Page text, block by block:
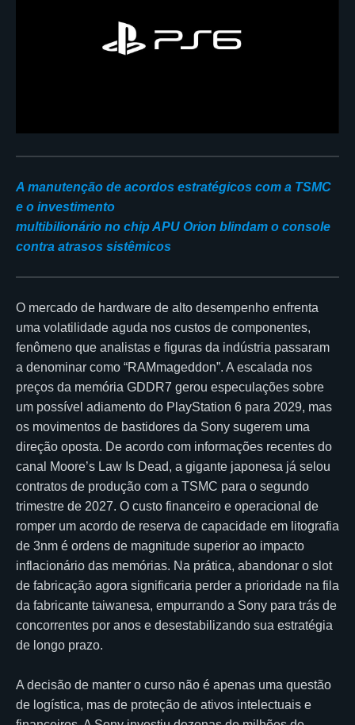
A manutenção de acordos estratégicos com a TSMC
e o investimento
multibilionário no chip APU Orion blindam o console
contra atrasos sistêmicos
O mercado de hardware de alto desempenho enfrenta
uma volatilidade aguda nos custos de componentes,
fenômeno que analistas e figuras da indústria passaram
a denominar como “RAMmageddon”. A escalada nos
preços da memória GDDR7 gerou especulações sobre
um possível adiamento do PlayStation 6 para 2029, mas
os movimentos de bastidores da Sony sugerem uma
direção oposta. De acordo com informações recentes do
canal Moore’s Law Is Dead, a gigante japonesa já selou
contratos de produção com a TSMC para o segundo
trimestre de 2027. O custo financeiro e operacional de
romper um acordo de reserva de capacidade em litografia
de 3nm é ordens de magnitude superior ao impacto
inflacionário das memórias. Na prática, abandonar o slot
de fabricação agora significaria perder a prioridade na fila
da fabricante taiwanesa, empurrando a Sony para trás de
concorrentes por anos e desestabilizando sua estratégia
de longo prazo.
A decisão de manter o curso não é apenas uma questão
de logística, mas de proteção de ativos intelectuais e